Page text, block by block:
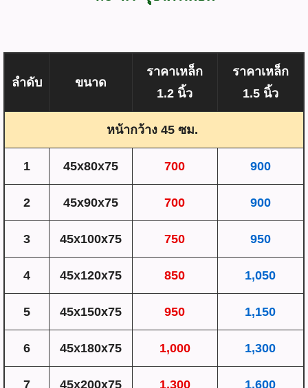
ลำดับ ขนาด
ราคาเหล็ก
1.2 นิ้ว
ราคาเหล็ก
1.5 นิ้ว
หน้ากว้าง 45 ซม.
1 45x80x75 700 900
2 45x90x75 700 900
3 45x100x75 750 950
4 45x120x75 850 1,050
5 45x150x75 950 1,150
6 45x180x75 1,000 1,300
7 45x200x75 1,300 1,600